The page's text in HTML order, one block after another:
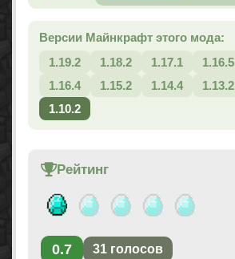
Версии Майнкрафт этого мода:
1.19.2
1.18.2 1.17.1 1.16.5
1.16.4
1.15.2 1.14.4 1.13.2
1.10.2
Рейтинг
0.7 31 голосов